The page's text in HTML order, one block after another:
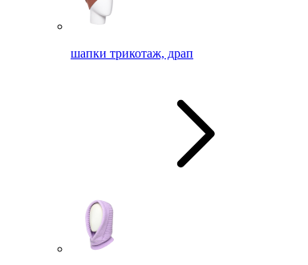
шапки трикотаж, драп